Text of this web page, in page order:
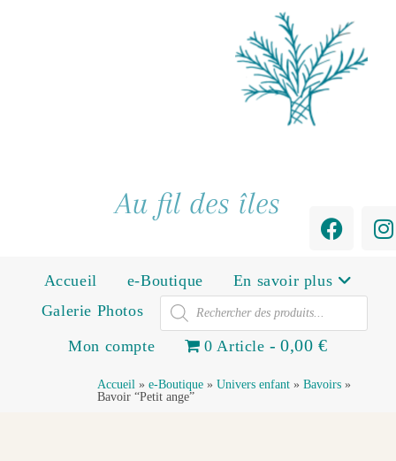
Au fil des îles
Accueil e-Boutique
En savoir plus
Galerie Photos
Mon compte
0 Article 0,00 €
Accueil » e-Boutique » Univers enfant » Bavoirs »
Bavoir “Petit ange”